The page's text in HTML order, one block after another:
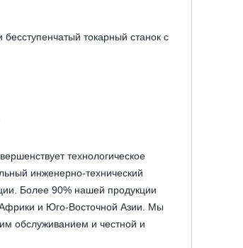
токарный станок с
технологическое
инженерно-технический
Более 90% нашей продукции
Африки и Юго-Восточной Азии. Мы
обслуживанием и честной и